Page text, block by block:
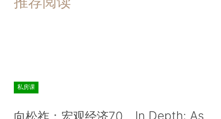
私房课
向松祚：宏观经济70
In Depth: As